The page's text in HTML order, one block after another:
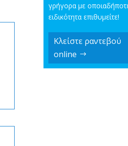
γρήγορα με
ειδικότητα επιθυμείτε!
Κλείστε ραντεβού
online